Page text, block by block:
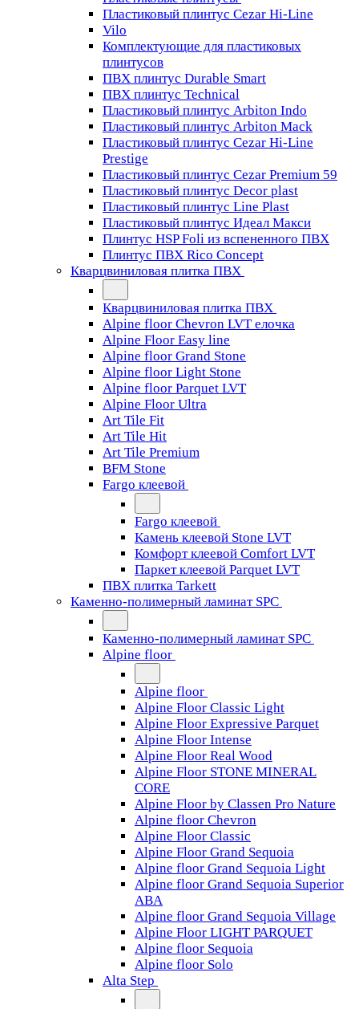
Пластиковый плинтус Cezar Hi-Line
Vilo
Комплектующие для пластиковых
плинтусов
ПВХ плинтус Durable Smart
ПВХ плинтус Technical
Пластиковый плинтус Arbiton Indo
Пластиковый плинтус Arbiton Mack
Пластиковый плинтус Cezar Hi-Line
Prestige
Пластиковый плинтус Cezar Premium 59
Пластиковый плинтус Decor plast
Пластиковый плинтус Line Plast
Пластиковый плинтус Идеал Макси
Плинтус HSP Foli из вспененного ПВХ
Плинтус ПВХ Rico Concept
Кварцвиниловая плитка ПВХ
Кварцвиниловая плитка ПВХ
Alpine floor Chevron LVT елочка
Alpine Floor Easy line
Alpine floor Grand Stone
Alpine floor Light Stone
Alpine floor Parquet LVT
Alpine Floor Ultra
Art Tile Fit
Art Tile Hit
Art Tile Premium
BFM Stone
Fargo клеевой
Fargo клеевой
Камень клеевой Stone LVT
Комфорт клеевой Comfort LVT
Паркет клеевой Parquet LVT
ПВХ плитка Tarkett
Каменно-полимерный ламинат SPC
Каменно-полимерный ламинат SPC
Alpine floor
Alpine floor
Alpine Floor Classic Light
Alpine Floor Expressive Parquet
Alpine Floor Intense
Alpine Floor Real Wood
Alpine Floor STONE MINERAL
CORE
Alpine Floor by Classen Pro Nature
Alpine floor Chevron
Alpine Floor Classic
Alpine Floor Grand Sequoia
Alpine floor Grand Sequoia Light
Alpine floor Grand Sequoia Superior
ABA
Alpine floor Grand Sequoia Village
Alpine Floor LIGHT PARQUET
Alpine floor Sequoia
Alpine floor Solo
Alta Step